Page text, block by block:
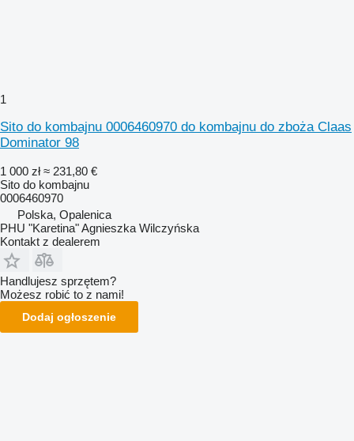
1
Sito do kombajnu 0006460970 do kombajnu do zboża Claas
Dominator 98
1 000 zł ≈ 231,80 €
Sito do kombajnu
0006460970
Polska, Opalenica
PHU "Karetina" Agnieszka Wilczyńska
Kontakt z dealerem
Handlujesz sprzętem?
Możesz robić to z nami!
Dodaj ogłoszenie